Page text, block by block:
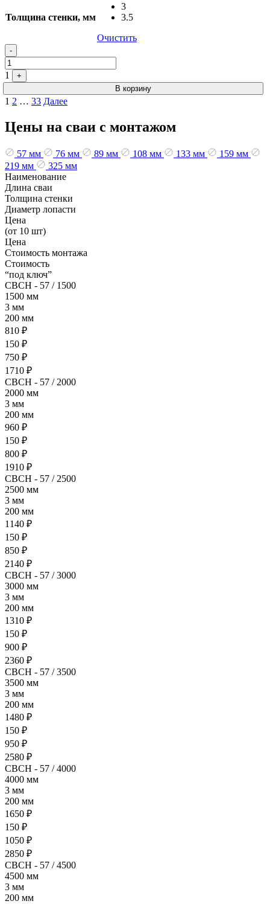
Толщина стенки, мм
3
3.5
Очистить
-
1
+
В корзину
Пагинация
записей
1 2 … 33 Далее
Цены на сваи с монтажом
57 мм 76 мм 89 мм 108 мм 133 мм
159 мм
219 мм
325 мм
Наименование
Длина сваи
Толщина стенки
Диаметр лопасти
Цена
(от 10 шт)
Цена
Стоимость монтажа
Стоимость
“под ключ”
СВСН - 57 / 1500
1500 мм
3 мм
200 мм
810 ₽
150 ₽
750 ₽
1710 ₽
СВСН - 57 / 2000
2000 мм
3 мм
200 мм
960 ₽
150 ₽
800 ₽
1910 ₽
СВСН - 57 / 2500
2500 мм
3 мм
200 мм
1140 ₽
150 ₽
850 ₽
2140 ₽
СВСН - 57 / 3000
3000 мм
3 мм
200 мм
1310 ₽
150 ₽
900 ₽
2360 ₽
СВСН - 57 / 3500
3500 мм
3 мм
200 мм
1480 ₽
150 ₽
950 ₽
2580 ₽
СВСН - 57 / 4000
4000 мм
3 мм
200 мм
1650 ₽
150 ₽
1050 ₽
2850 ₽
СВСН - 57 / 4500
4500 мм
3 мм
200 мм